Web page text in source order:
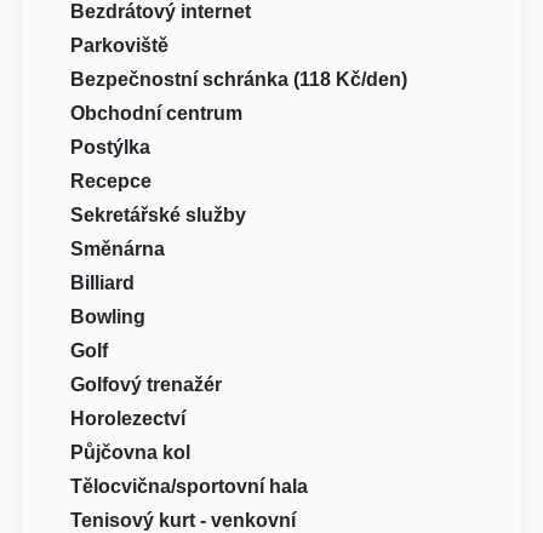
Bezdrátový internet
Parkoviště
Bezpečnostní schránka (118 Kč/den)
Obchodní centrum
Postýlka
Recepce
Sekretářské služby
Směnárna
Billiard
Bowling
Golf
Golfový trenažér
Horolezectví
Půjčovna kol
Tělocvična/sportovní hala
Tenisový kurt - venkovní